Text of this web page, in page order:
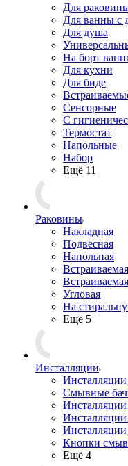
Для
Для ванны с
Для душа
На борт
Для кухни
Для биде
Сенсорные
С
Термостат
Напольные
Набор
Ещё 11
Раковины
Накладная
Подвесная
Напольная
Угловая
На
Ещё 5
Инсталляции
Инсталляции
Смывные
Инсталляции
Инсталляции
Инсталляции
Кнопки
Ещё 4